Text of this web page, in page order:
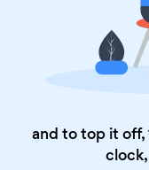
and to top it off,